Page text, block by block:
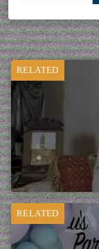
RELATED
RELATED